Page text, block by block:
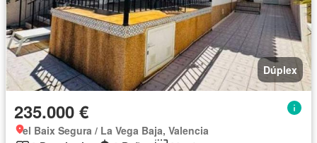
Dúplex
235.000 €
el Baix Segura / La Vega Baja, Valencia